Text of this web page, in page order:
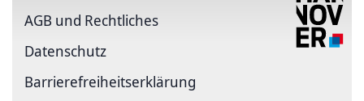
AGB und Rechtliches
Datenschutz
Barriere­freiheits­erklärung